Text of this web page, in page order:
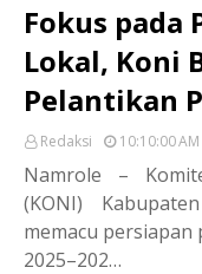
Fokus pada
Lokal, Koni
Pelantikan
Redaksi 10:10:00 AM
Namrole –
(KONI)
memacu
2025–202…